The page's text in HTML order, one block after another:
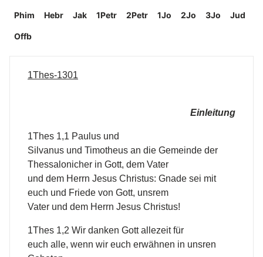
Phim Hebr Jak 1Petr 2Petr 1Jo 2Jo 3Jo Jud
Offb
1Thes-1301
Einleitung
1Thes 1,1 Paulus und
Silvanus und Timotheus an die Gemeinde der
Thessalonicher in Gott, dem Vater
und dem Herrn Jesus Christus: Gnade sei mit
euch und Friede von Gott, unsrem
Vater und dem Herrn Jesus Christus!
1Thes 1,2 Wir danken Gott allezeit für
euch alle, wenn wir euch erwähnen in unsren